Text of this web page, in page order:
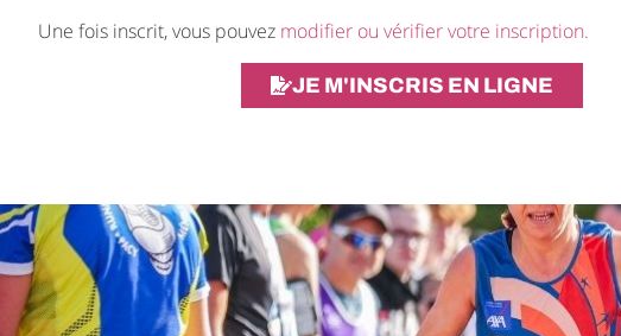
Une fois inscrit, vous pouvez modifier ou vérifier votre inscription.
JE M'INSCRIS EN LIGNE